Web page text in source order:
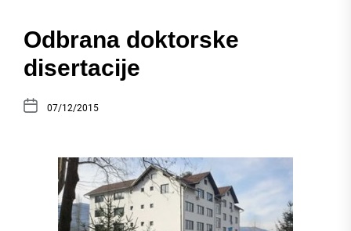
Odbrana doktorske
disertacije
07/12/2015